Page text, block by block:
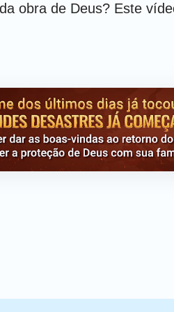
obra de Deus? Este
completo dubladob